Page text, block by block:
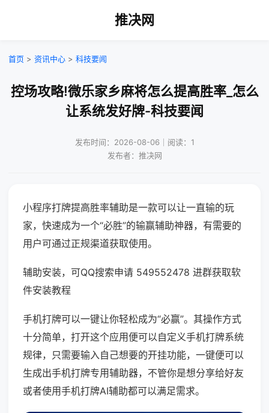
推决网
首页 > 资讯中心 > 科技要闻
控场攻略!微乐家乡麻将怎么提高胜率_怎么
让系统发好牌-科技要闻
发布时间：2026-08-06｜阅读：1
发布者：推决网
小程序打牌提高胜率辅助是一款可以让一直输的玩
家，快速成为一个“必胜”的输赢辅助神器，有需要的
用户可通过正规渠道获取使用。
辅助安装，可QQ搜索申请 549552478 进群获取软
件安装教程
手机打牌可以一键让你轻松成为“必赢”。其操作方式
十分简单，打开这个应用便可以自定义手机打牌系统
规律，只需要输入自己想要的开挂功能，一键便可以
生成出手机打牌专用辅助器，不管你是想分享给好友
或者使用手机打牌AI辅助都可以满足需求。